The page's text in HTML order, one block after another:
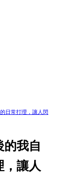
日常打理，讓人閃
的我自
，讓人